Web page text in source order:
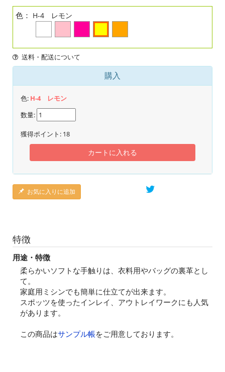
色： H-4 レモン
送料・配送について
購入
色: H-4 レモン
数量:
獲得ポイント: 18
カートに入れる
お気に入りに追加
特徴
用途・特徴
柔らかいソフトな手触りは、衣料用やバッグの裏革とし
て。
家庭用ミシンでも簡単に仕立てが出来ます。
スポッツを使ったインレイ、アウトレイワークにも人気
があります。
この商品はサンプル帳をご用意しております。